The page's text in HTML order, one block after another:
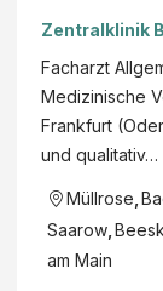
Zentralklinik
Facharzt
Medizinische
Frankfurt
und qualitativ…
Müllrose,
Saarow
am Main